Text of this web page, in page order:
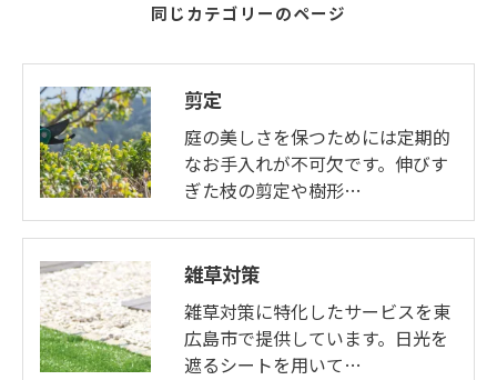
同じカテゴリーのページ
剪定
庭の美しさを保つためには定期的
なお手入れが不可欠です。伸びす
ぎた枝の剪定や樹形…
雑草対策
雑草対策に特化したサービスを東
広島市で提供しています。日光を
遮るシートを用いて…